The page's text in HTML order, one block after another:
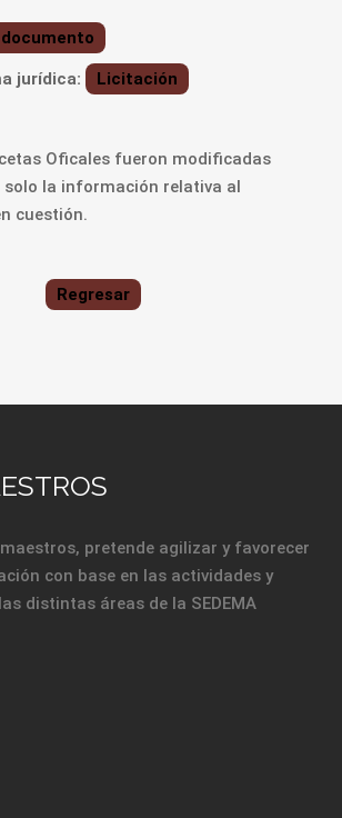
jurídica: Licitación
Oficales fueron modificadas
la información relativa al
cuestión.
Regresar
pretende agilizar y favorecer
con base en las actividades y
distintas áreas de la SEDEMA